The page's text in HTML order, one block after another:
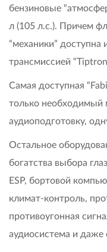
бензиновые
л (105 л.с.). Причем
“механики” доступна
трансмиссией
Самая доступная
только необходимый
аудиоподготовку,
Остальное
богатства выбора
ESP, бортовой
климат-контроль,
противоугонная
аудиосистема и